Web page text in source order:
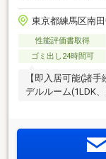
東京都練馬区南田
性能評価書取得
ゴミ出し24時間可
【即入居可能(諸
デルルーム(1LDK
匹まで飼育可能／